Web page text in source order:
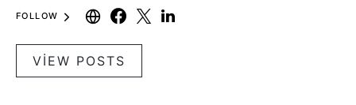
FOLLOW
VIEW POSTS